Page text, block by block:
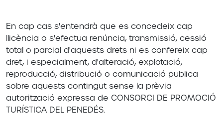
En cap cas s'entendrà que es concedeix cap
llicència o s'efectua renúncia, transmissió, cessió
total o parcial d'aquests drets ni es confereix cap
dret, i especialment, d'alteració, explotació,
reproducció, distribució o comunicació publica
sobre aquests contingut sense la prèvia
autorització expressa de CONSORCI DE PROMOCIÓ
TURÍSTICA DEL PENEDÉS.